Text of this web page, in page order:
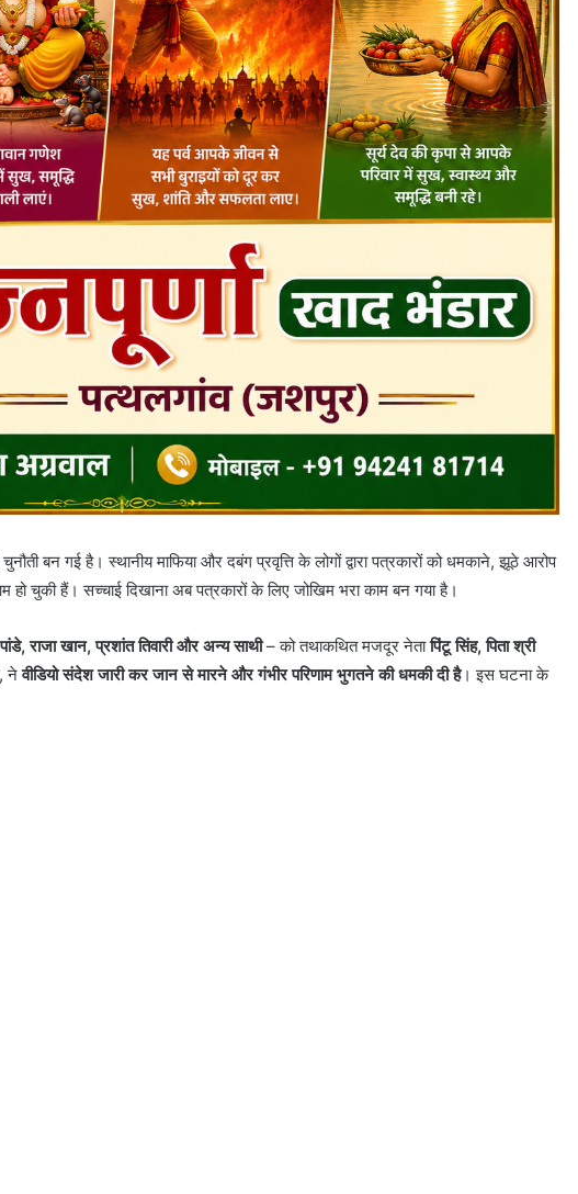
बन गई है। स्थानीय माफिया और दबंग प्रवृत्ति के लोगों द्वारा पत्रकारों को धमकाने, झूठे आरोप
चुकी हैं। सच्चाई दिखाना अब पत्रकारों के लिए जोखिम भरा काम बन गया है।
राजा खान, प्रशांत तिवारी और अन्य साथी– को तथाकथित मजदूर नेतापिंटू सिंह, पिता श्री
, नेवीडियो संदेश जारी कर जान से मारने और गंभीर परिणाम भुगतने की धमकी दी है। इस घटना के